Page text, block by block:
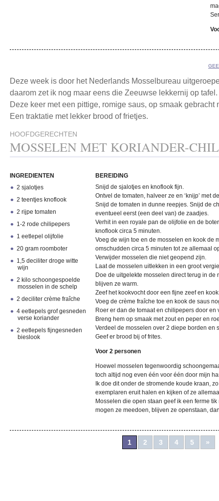
Deze week is door het Nederlands Mosselbureau
daarom zet ik nog maar eens die Zeeuwse lekkernij op tafel.
Deze keer met een pittige, romige saus, op smaak gebracht
Een traktatie met lekker brood of frietjes.
HOOFDGERECHTEN
MOSSELEN MET KORIANDER-
INGREDIENTEN
2 sjalotjes
2 teentjes knoflook
2 rijpe tomaten
1-2 rode chilipepers
1 eetlepel olijfolie
20 gram roomboter
1,5 deciliter droge witte
wijn
2 kilo schoongespoelde
mosselen in de schelp
2 deciliter crème fraîche
4 eetlepels grof gesneden
verse koriander
2 eetlepels fijngesneden
bieslook
BEREIDING
Snijd de sjalotjes en knoflook fijn.
Ontvel de tomaten, halveer ze en ‘knijp’ met
Snijd de tomaten in dunne reepjes. Snijd de
eventueel eerst (een deel van) de zaadjes.
Verhit in een royale pan de olijfolie en de
knoflook circa 5 minuten.
Voeg de wijn toe en de mosselen en kook de
omschudden circa 5 minuten tot ze allemaal
Verwijder mosselen die niet geopend zijn.
Laat de mosselen uitlekken in een groot
Doe de uitgelekte mosselen direct terug in de
blijven ze warm.
Zeef het kookvocht door een fijne zeef en
Voeg de crème fraîche toe en kook de saus
Roer er dan de tomaat en chilipepers door
Breng hem op smaak met zout en peper en
Verdeel de mosselen over 2 diepe borden en
Geef er brood bij of frites.
Voor 2 personen
Hoewel mosselen tegenwoordig
toch altijd nog even één voor één door mijn
Ik doe dit onder de stromende koude kraan,
exemplaren eruit halen en kijken of ze
Mosselen die open staan geef ik een ferme
mogen ze meedoen, blijven ze openstaan,
1 2 3 4 5 »